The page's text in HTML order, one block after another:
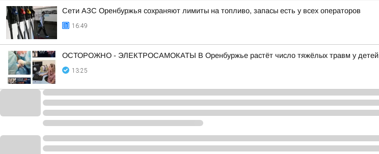
Сети АЗС Оренбуржья сохраняют лимиты на топливо, запасы есть у всех операторов
16:49
ОСТОРОЖНО - ЭЛЕКТРОСАМОКАТЫ В Оренбуржье растёт число тяжёлых травм у детей
13:25